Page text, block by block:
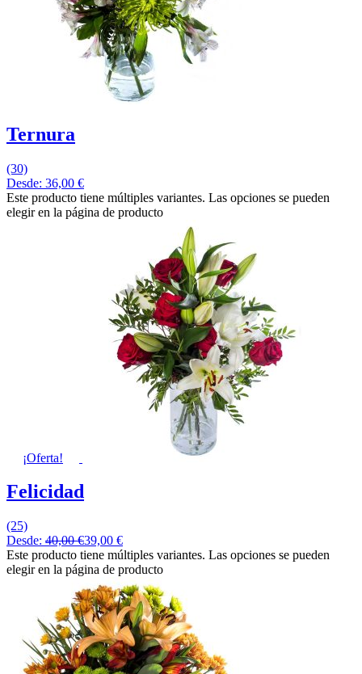
Ternura
(30)
Desde: 36,00 €
Este producto tiene múltiples variantes. Las opciones se pueden
elegir en la página de producto
¡Oferta!
Felicidad
(25)
Desde: 40,00€39,00 €
Este producto tiene múltiples variantes. Las opciones se pueden
elegir en la página de producto